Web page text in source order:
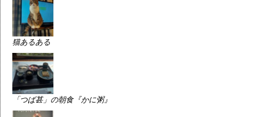
猫あるある
「つば甚」の朝食『かに粥』